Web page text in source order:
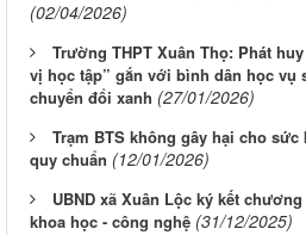
(02/04/2026)
Trường THPT Xuân Thọ: Phát
vị học tập” gắn với bình dân học vụ
chuyển đổi xanh (27/01/2026)
Trạm BTS không gây hại cho
quy chuẩn (12/01/2026)
UBND xã Xuân Lộc ký kết
khoa học - công nghệ (31/12/2025)